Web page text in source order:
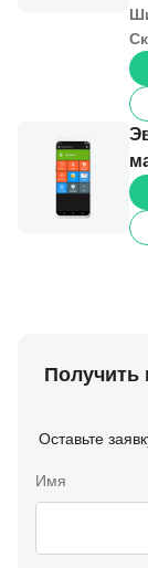
Получить
Оставьте
Имя